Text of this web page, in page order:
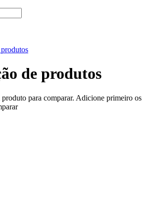
de produtos
para comparar. Adicione primeiro os